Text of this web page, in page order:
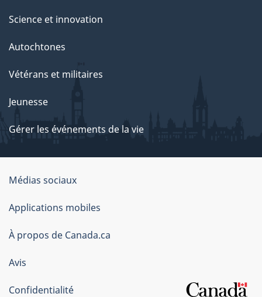
Science et innovation
Autochtones
Vétérans et militaires
Jeunesse
Gérer les événements de la vie
Organisation
du
gouvernement
du
Canada
Médias sociaux
Applications mobiles
À propos de Canada.ca
Avis
Confidentialité